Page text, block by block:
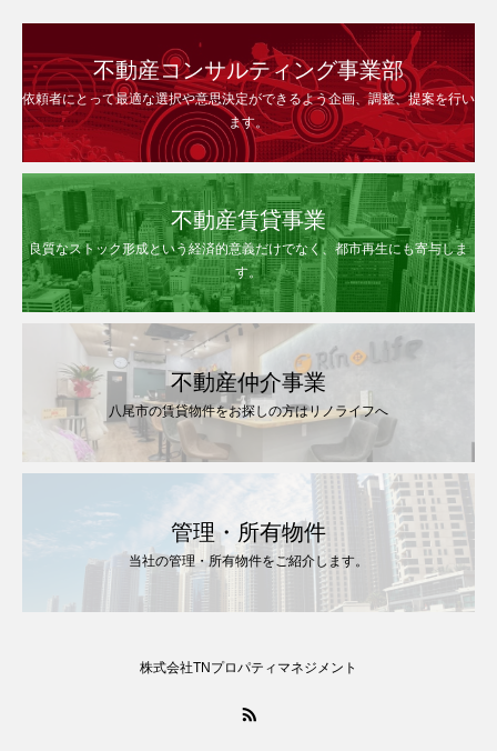
不動産コンサルティング事業部
依頼者にとって最適な選択や意思決定ができるよう企画、調整、提案を行い
ます。
不動産賃貸事業
良質なストック形成という経済的意義だけでなく、都市再生にも寄与しま
す。
不動産仲介事業
八尾市の賃貸物件をお探しの方はリノライフへ
管理・所有物件
当社の管理・所有物件をご紹介します。
株式会社TNプロパティマネジメント